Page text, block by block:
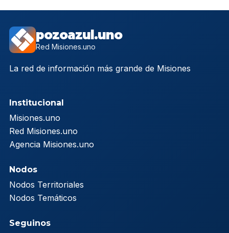
pozoazul.uno
Red Misiones.uno
La red de información más grande de Misiones
Institucional
Misiones.uno
Red Misiones.uno
Agencia Misiones.uno
Nodos
Nodos Territoriales
Nodos Temáticos
Seguinos